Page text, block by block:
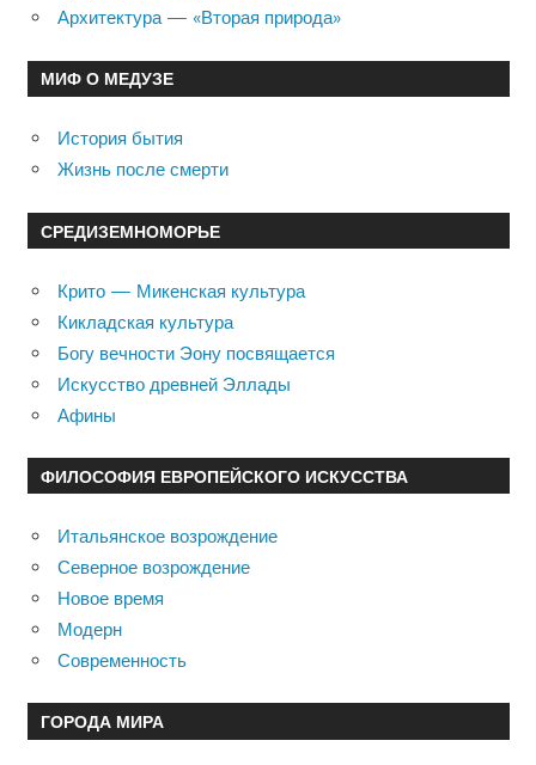
Архитектура — «Вторая природа»
МИФ О МЕДУЗЕ
История бытия
Жизнь после смерти
СРЕДИЗЕМНОМОРЬЕ
Крито — Микенская культура
Кикладская культура
Богу вечности Эону посвящается
Искусство древней Эллады
Афины
ФИЛОСОФИЯ ЕВРОПЕЙСКОГО ИСКУССТВА
Итальянское возрождение
Северное возрождение
Новое время
Модерн
Современность
ГОРОДА МИРА